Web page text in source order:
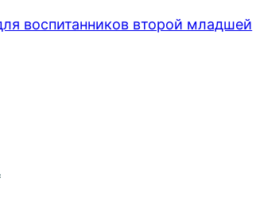
воспитанников второй младшей